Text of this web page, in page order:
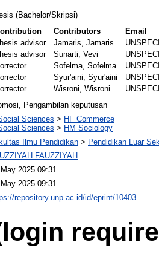
(Bachelor/Skripsi)
Contributors
Email
advisor
Jamaris, Jamaris
advisor
Sunarti, Vevi
Sofelma, Sofelma
Syur'aini, Syur'aini
Wisroni, Wisroni
Pengambilan keputusan
Sciences > HF Commerce
Sciences > HM Sociology
Ilmu Pendidikan > Pendidikan Luar
FAUZZIYAH
2025 09:31
2025 09:31
repository.unp.ac.id/id/eprint/10403